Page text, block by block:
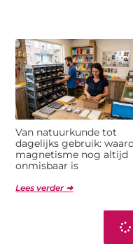
Van natuurkunde tot
dagelijks gebruik:
magnetisme nog altijd
onmisbaar is
Lees verder ➜